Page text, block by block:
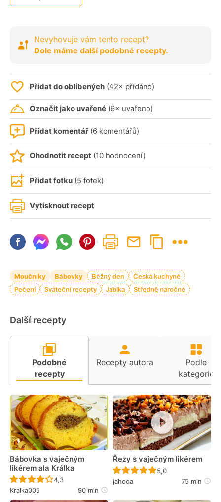
Nevyhovuje vám tento recept?
Dole máme další podobné recepty.
Přidat do oblíbených (42× přidáno)
Označit jako uvařené (6× uvařeno)
Přidat komentář (6 komentářů)
Ohodnotit recept (10 hodnocení)
Přidat fotku (5 fotek)
Vytisknout recept
Moučníky Bábovky Běžný den
Česká kuchyně
Pečení
Sváteční recepty Jablka Středně náročné
Další recepty
Podobné
recepty
Recepty autora
Podle
kategorie
Bábovka s vaječným
likérem ala Králka
Recept ještě nebyl hodnocen
4,3
Kralka005
90 min
Řezy s vaječným likérem
Recept ještě nebyl
5,0
jahoda
75 min